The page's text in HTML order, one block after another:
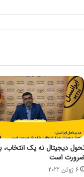
ا
ب‌
پ
ذ
ی
ر
ی
ط
ر
دیجیتال نه یک انتخاب،
است
6 ژوئن 2022